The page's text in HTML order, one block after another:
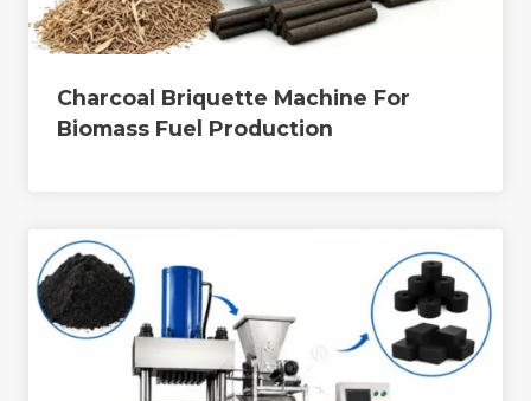
Charcoal Briquette Machine For
Biomass Fuel Production